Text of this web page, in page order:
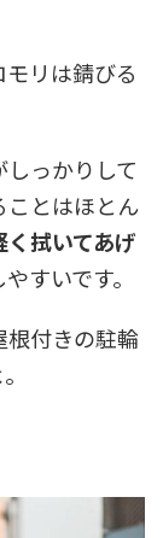
リは錆びる
っかりして
ことはほとん
拭いてあげ
すいです。
根付きの駐輪